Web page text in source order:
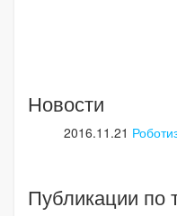
Новости
2016.11.21
Публикации по